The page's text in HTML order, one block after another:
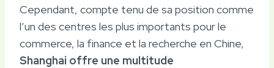
Cependant, compte tenu de sa position comme
l’un des centres les plus importants pour le
commerce, la finance et la recherche en Chine,
Shanghai offre une multitude